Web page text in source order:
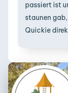
passiert ist
staunen
Quickie